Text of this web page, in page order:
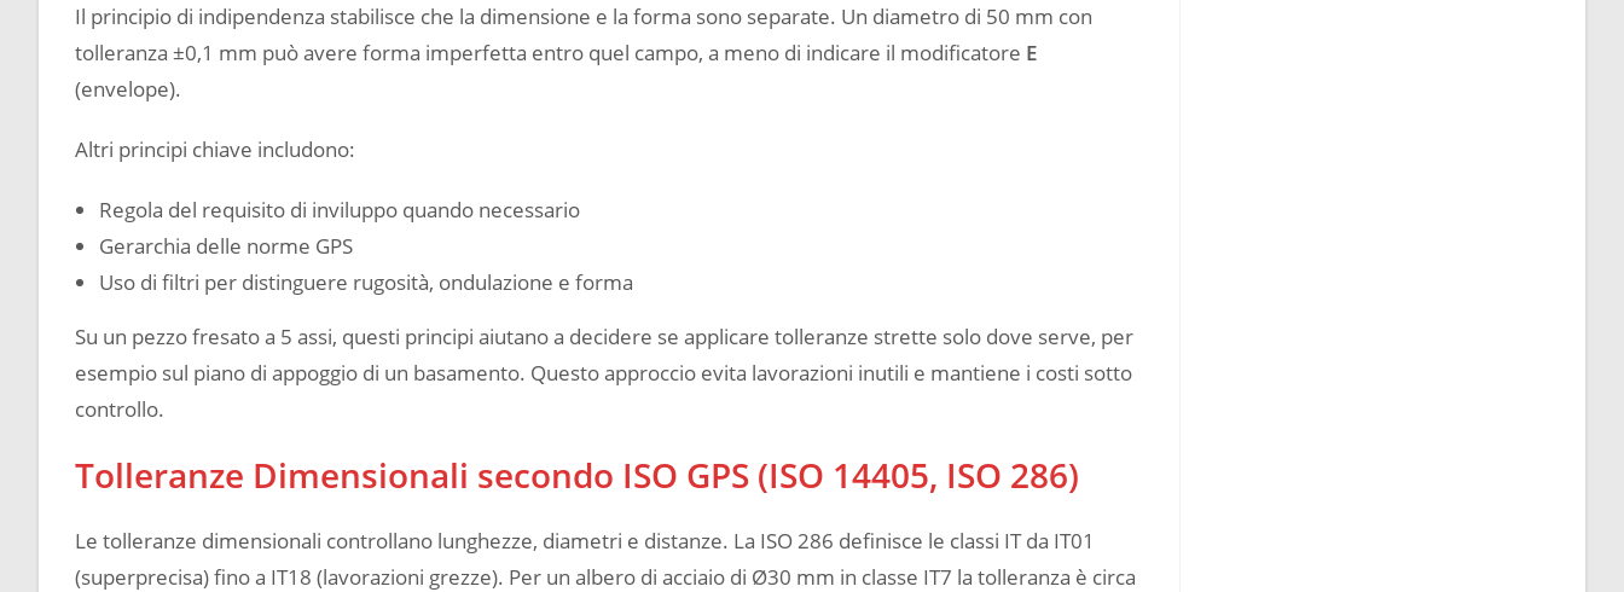
Il principio di indipendenza stabilisce che la dimensione e la forma sono separate. Un diametro di 50 mm con
tolleranza ±0,1 mm può avere forma imperfetta entro quel campo, a meno di indicare il modificatore E
(envelope).
Altri principi chiave includono:
Regola del requisito di inviluppo quando necessario
Gerarchia delle norme GPS
Uso di filtri per distinguere rugosità, ondulazione e forma
Su un pezzo fresato a 5 assi, questi principi aiutano a decidere se applicare tolleranze strette solo dove serve, per
esempio sul piano di appoggio di un basamento. Questo approccio evita lavorazioni inutili e mantiene i costi sotto
controllo.
Tolleranze Dimensionali secondo ISO GPS (ISO 14405, ISO 286)
Le tolleranze dimensionali controllano lunghezze, diametri e distanze. La ISO 286 definisce le classi IT da IT01
(superprecisa) fino a IT18 (lavorazioni grezze). Per un albero di acciaio di Ø30 mm in classe IT7 la tolleranza è circa